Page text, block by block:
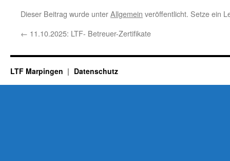
Dieser Beitrag wurde unterAllgemein veröffentlicht. Setze ein
← 11.10.2025: LTF- Betreuer-Zertifikate
LTF Marpingen Datenschutz